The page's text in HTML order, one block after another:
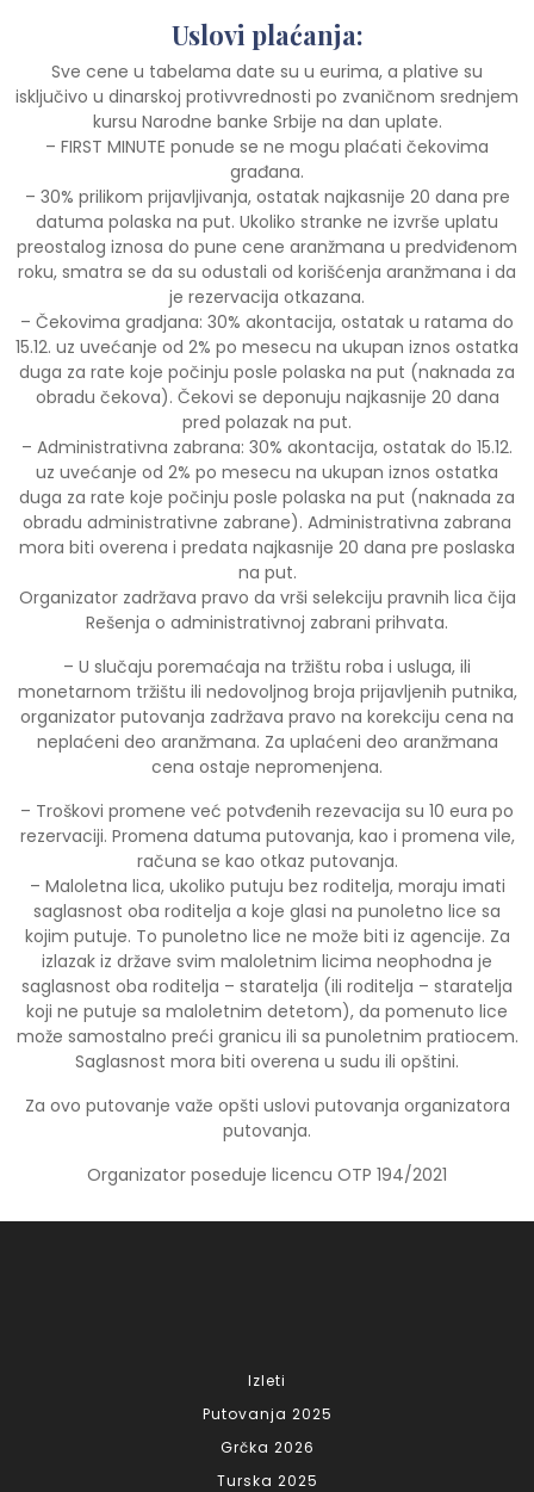
Uslovi plaćanja:
Sve cene u tabelama date su u eurima, a plative su
isključivo u dinarskoj protivvrednosti po zvaničnom srednjem
kursu Narodne banke Srbije na dan uplate.
– FIRST MINUTE ponude se ne mogu plaćati čekovima
građana.
– 30% prilikom prijavljivanja, ostatak najkasnije 20 dana pre
datuma polaska na put. Ukoliko stranke ne izvrše uplatu
preostalog iznosa do pune cene aranžmana u predviđenom
roku, smatra se da su odustali od korišćenja aranžmana i da
je rezervacija otkazana.
– Čekovima gradjana: 30% akontacija, ostatak u ratama do
15.12. uz uvećanje od 2% po mesecu na ukupan iznos ostatka
duga za rate koje počinju posle polaska na put (naknada za
obradu čekova). Čekovi se deponuju najkasnije 20 dana
pred polazak na put.
– Administrativna zabrana: 30% akontacija, ostatak do 15.12.
uz uvećanje od 2% po mesecu na ukupan iznos ostatka
duga za rate koje počinju posle polaska na put (naknada za
obradu administrativne zabrane). Administrativna zabrana
mora biti overena i predata najkasnije 20 dana pre poslaska
na put.
Organizator zadržava pravo da vrši selekciju pravnih lica čija
Rešenja o administrativnoj zabrani prihvata.
– U slučaju poremaćaja na tržištu roba i usluga, ili
monetarnom tržištu ili nedovoljnog broja prijavljenih putnika,
organizator putovanja zadržava pravo na korekciju cena na
neplaćeni deo aranžmana. Za uplaćeni deo aranžmana
cena ostaje nepromenjena.
– Troškovi promene već potvđenih rezevacija su 10 eura po
rezervaciji. Promena datuma putovanja, kao i promena vile,
računa se kao otkaz putovanja.
– Maloletna lica, ukoliko putuju bez roditelja, moraju imati
saglasnost oba roditelja a koje glasi na punoletno lice sa
kojim putuje. To punoletno lice ne može biti iz agencije. Za
izlazak iz države svim maloletnim licima neophodna je
saglasnost oba roditelja – staratelja (ili roditelja – staratelja
koji ne putuje sa maloletnim detetom), da pomenuto lice
može samostalno preći granicu ili sa punoletnim pratiocem.
Saglasnost mora biti overena u sudu ili opštini.
Za ovo putovanje važe opšti uslovi putovanja organizatora
putovanja.
Organizator poseduje licencu OTP 194/2021
Izleti
Putovanja 2025
Grčka 2026
Turska 2025